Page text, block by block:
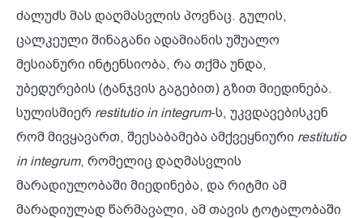
ძალუძს მას დაღმასვლის პოვნაც. გულის,
ცალკეული შინაგანი ადამიანის უშუალო
მესიანური ინტენსიობა, რა თქმა უნდა,
უბედურების (ტანჯვის გაგებით) გზით მიედინება.
სულისმიერ restitutio in integrum-ს, უკვდავებისკენ
რომ მივყავართ, შეესაბამება ამქვეყნიური restitutio
in integrum, რომელიც დაღმასვლის
მარადიულობაში მიედინება, და რიტმი ამ
მარადიულად წარმავალი, ამ თავის ტოტალობაში